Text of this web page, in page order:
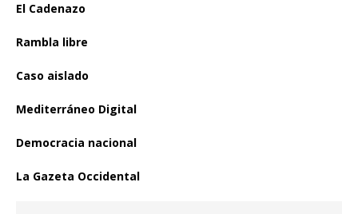
El Cadenazo
Rambla libre
Caso aislado
Mediterráneo Digital
Democracia nacional
La Gazeta Occidental